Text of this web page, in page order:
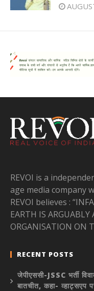
REVOI is a
age media company
REVOI believes :
EARTH IS ARGUABLY
ORGANISATION ON
RECENT POSTS
जेपीएससी-JSSC भर्ती
बातचीत, कहा- व्हाट्सएप